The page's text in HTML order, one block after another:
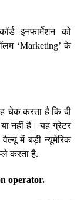
इनफार्मेशन को
‘Marketing’ के
चेक करता है कि दी
नहीं है। यह ग्रेटर
में बड़ी न्यूमेरिक
करता है.
operator.